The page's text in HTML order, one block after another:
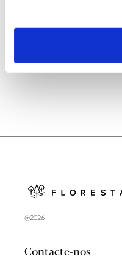
@2026
Contacte-nos